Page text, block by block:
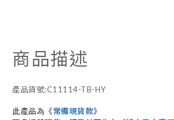
商品描述
產品貨號:C11114-TB-HY
此產品為《常備現貨款》